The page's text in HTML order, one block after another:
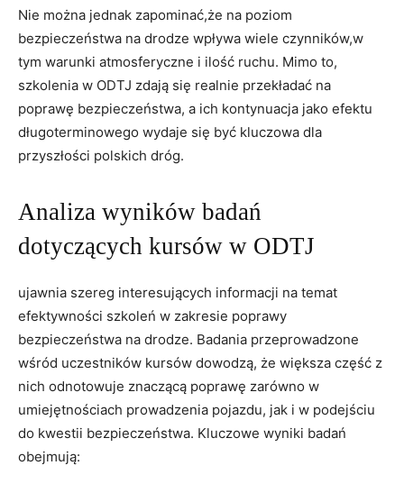
Nie można jednak zapominać,że na poziom
bezpieczeństwa na drodze wpływa wiele czynników,w
tym warunki atmosferyczne i ilość ruchu. Mimo to,
szkolenia w ODTJ zdają się realnie przekładać na
poprawę bezpieczeństwa, a ich kontynuacja jako efektu
długoterminowego wydaje się być kluczowa dla
przyszłości polskich dróg.
Analiza wyników badań
dotyczących kursów w ODTJ
ujawnia szereg interesujących informacji na temat
efektywności szkoleń w zakresie poprawy
bezpieczeństwa na drodze. Badania przeprowadzone
wśród uczestników kursów dowodzą, że większa część z
nich odnotowuje znaczącą poprawę zarówno w
umiejętnościach prowadzenia pojazdu, jak i w podejściu
do kwestii bezpieczeństwa. Kluczowe wyniki badań
obejmują: